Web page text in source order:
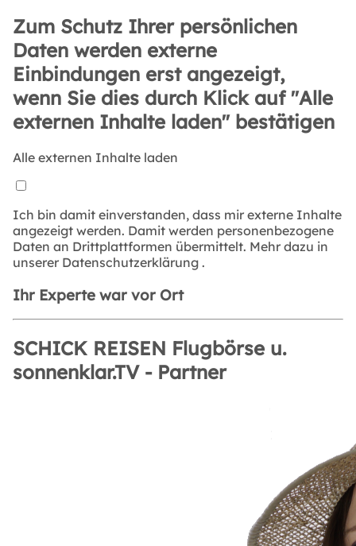
Zum Schutz Ihrer persönlichen
Daten werden externe
Einbindungen erst angezeigt,
wenn Sie dies durch Klick auf "Alle
externen Inhalte laden" bestätigen
Alle externen Inhalte laden
Ich bin damit einverstanden, dass mir externe Inhalte
angezeigt werden. Damit werden personenbezogene
Daten an Drittplattformen übermittelt. Mehr dazu in
unserer Datenschutzerklärung .
Ihr Experte war vor Ort
SCHICK REISEN Flugbörse u.
sonnenklar.TV - Partner